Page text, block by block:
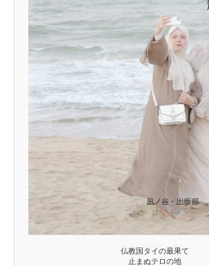
仏教国タイの最果て
止まぬテロの地